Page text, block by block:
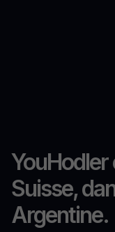
YouHodler
Suisse,
Argentine.